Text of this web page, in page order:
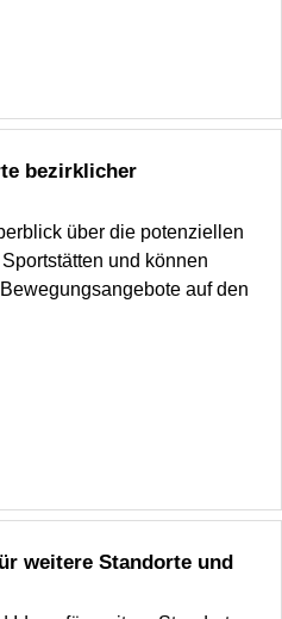
bezirklicher
über die potenziellen
und können
auf den
weitere Standorte und